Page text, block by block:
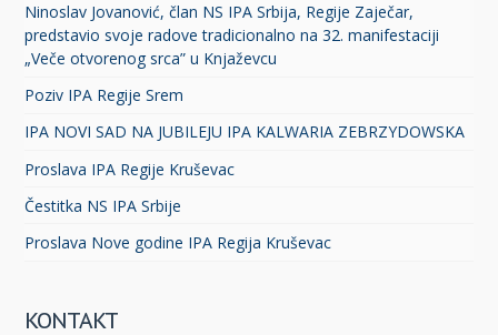
Ninoslav Jovanović, član NS IPA Srbija, Regije Zaječar,
predstavio svoje radove tradicionalno na 32. manifestaciji
„Veče otvorenog srca” u Knjaževcu
Poziv IPA Regije Srem
IPA NOVI SAD NA JUBILEJU IPA KALWARIA ZEBRZYDOWSKA
Proslava IPA Regije Kruševac
Čestitka NS IPA Srbije
Proslava Nove godine IPA Regija Kruševac
KONTAKT